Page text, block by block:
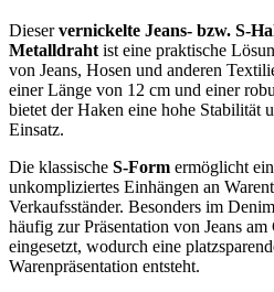
Dieservernickelte Jeans- bzw. S-
Metalldraht ist eine praktische
von Jeans, Hosen und anderen
einer Länge von 12 cm und einer
bietet der Haken eine hohe Stabilität
Einsatz.
Die klassische S-Form ermöglicht
unkompliziertes Einhängen an
Verkaufsständer. Besonders im
häufig zur Präsentation von Jeans
eingesetzt, wodurch eine
Warenpräsentation entsteht.